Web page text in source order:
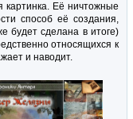
картинка. Её ничтожные
способ её создания,
будет сделана в итоге)
относящихся к
и наводит.